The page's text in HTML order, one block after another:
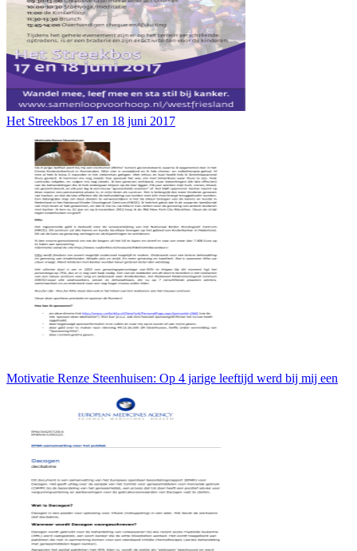
Het Streekbos 17 en 18 juni 2017
Motivatie Renze Steenhuisen: Op 4 jarige leeftijd werd bij mij een